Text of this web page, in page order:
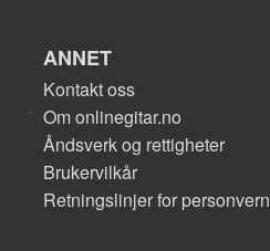
ANNET
Kontakt oss
Om onlinegitar.no
Åndsverk og rettigheter
Brukervilkår
Retningslinjer for personvern